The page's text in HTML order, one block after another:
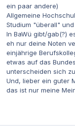
ein paar andere)
Allgemeine
Studium "überall"
In BaWü gibt/gab(?)
eh nur deine Noten
einjährige
etwas auf das
unterscheiden sich
Und, lieber ein guter
das ist nur meine